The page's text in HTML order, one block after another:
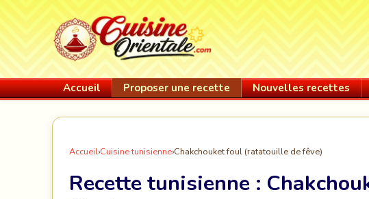
Accueil Proposer une recette Nouvelles recettes
Accueil›Cuisine tunisienne›Chakchouket foul (ratatouille de fêve)
Recette tunisienne :